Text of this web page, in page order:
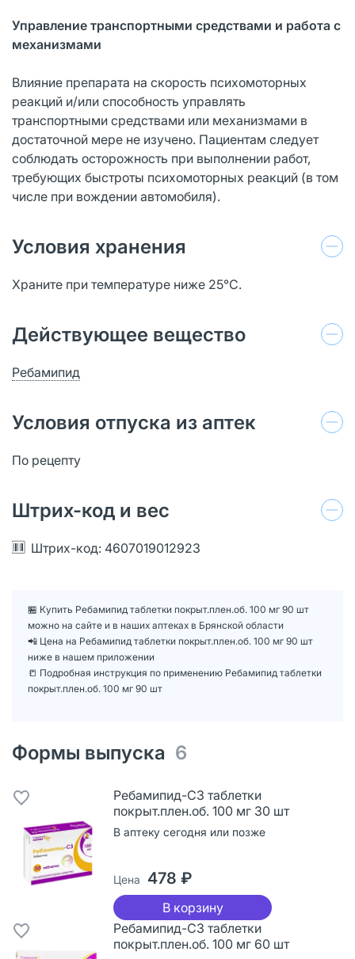
Управление транспортными средствами и работа с
механизмами
Влияние препарата на скорость психомоторных
реакций и/или способность управлять
транспортными средствами или механизмами в
достаточной мере не изучено. Пациентам следует
соблюдать осторожность при выполнении работ,
требующих быстроты психомоторных реакций (в том
числе при вождении автомобиля).
Условия хранения
Храните при температуре ниже 25°С.
Действующее вещество
Ребамипид
Условия отпуска из аптек
По рецепту
Штрих-код и вес
Штрих-код: 4607019012923
🏪 Купить Ребамипид таблетки покрыт.плен.об. 100 мг 90 шт
можно на сайте и в наших аптеках в Брянской области
📲 Цена на Ребамипид таблетки покрыт.плен.об. 100 мг 90 шт
ниже в нашем приложении
📒 Подробная инструкция по применению Ребамипид таблетки
покрыт.плен.об. 100 мг 90 шт
Формы выпуска 6
Ребамипид-СЗ таблетки
покрыт.плен.об. 100 мг 30 шт
В аптеку сегодня или позже
Цена 478 ₽
В корзину
Ребамипид-СЗ таблетки
покрыт.плен.об. 100 мг 60 шт